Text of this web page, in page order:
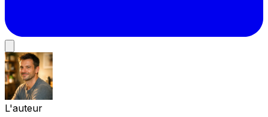
L'auteur